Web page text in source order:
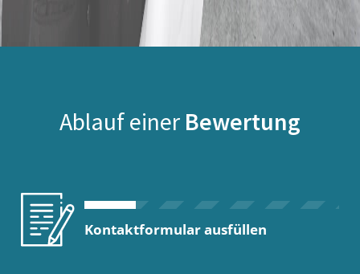
Ablauf einer Bewertung
Kontaktformular ausfüllen